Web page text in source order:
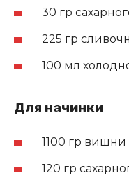
30 гр
225 гр
100 мл
Для начинки
1100 гр вишни
120 гр